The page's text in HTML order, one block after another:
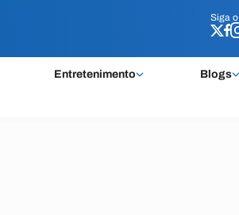
Siga o
Entretenimento Blogs
Siga o